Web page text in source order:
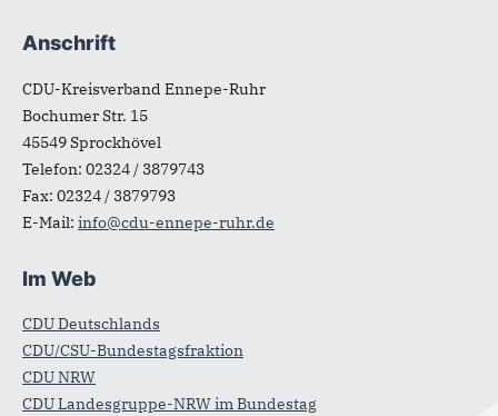
Fußbereich
Anschrift
CDU-Kreisverband Ennepe-Ruhr
Bochumer Str. 15
45549Sprockhövel
Telefon: 02324 / 3879743
Fax: 02324 / 3879793
E-Mail: info@cdu-ennepe-ruhr.de
Im Web
CDU Deutschlands
CDU/CSU-Bundestagsfraktion
CDU NRW
CDU Landesgruppe-NRW im Bundestag